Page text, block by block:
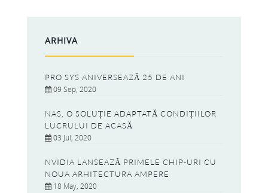
ARHIVA
PRO SYS ANIVERSEAZĂ 25 DE ANI
09 Sep, 2020
NAS, O SOLUȚIE ADAPTATĂ CONDIȚIILOR
LUCRULUI DE ACASĂ
03 Jul, 2020
NVIDIA LANSEAZĂ PRIMELE CHIP-URI CU
NOUA ARHITECTURA AMPERE
18 May, 2020